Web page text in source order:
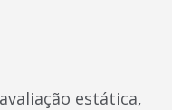
estática,